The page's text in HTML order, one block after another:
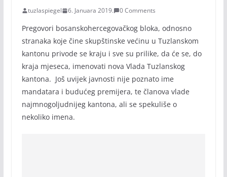
tuzlaspiegel 6. Januara 2019. 0 Comments
Pregovori bosanskohercegovačkog bloka, odnosno
stranaka koje čine skupštinske većinu u Tuzlanskom
kantonu privode se kraju i sve su prilike, da će se, do
kraja mjeseca, imenovati nova Vlada Tuzlanskog
kantona. Još uvijek javnosti nije poznato ime
mandatara i budućeg premijera, te članova vlade
najmnogoljudnijeg kantona, ali se spekuliše o
nekoliko imena.